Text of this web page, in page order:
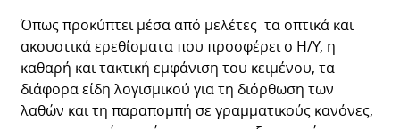
Όπως προκύπτει μέσα από μελέτες τα οπτικά και
ακουστικά ερεθίσματα που προσφέρει ο Η/Υ, η
καθαρή και τακτική εμφάνιση του κειμένου, τα
διάφορα είδη λογισμικού για τη διόρθωση των
λαθών και τη παραπομπή σε γραμματικούς κανόνες,